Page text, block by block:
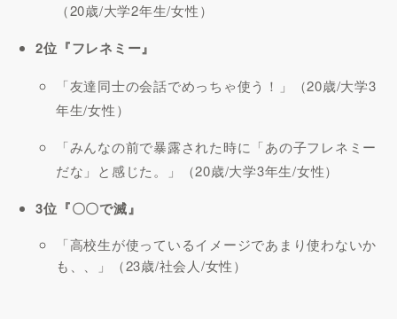
（20歳/大学2年生/女性）
2位『フレネミー』
「友達同士の会話でめっちゃ使う！」（20歳/大学3
年生/女性）
「みんなの前で暴露された時に「あの子フレネミー
だな」と感じた。」（20歳/大学3年生/女性）
3位『〇〇で滅』
「高校生が使っているイメージであまり使わないか
も、、」（23歳/社会人/女性）